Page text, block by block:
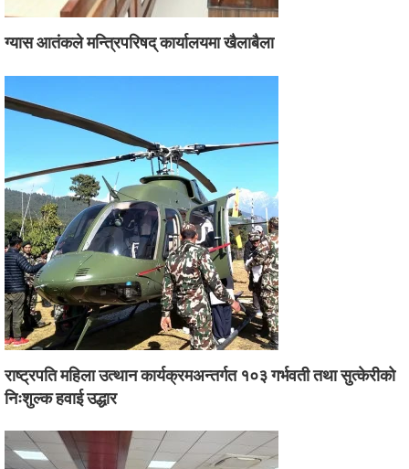
ग्यास आतंकले मन्त्रिपरिषद् कार्यालयमा खैलाबैला
राष्ट्रपति महिला उत्थान कार्यक्रमअन्तर्गत १०३ गर्भवती तथा सुत्केरीको
निःशुल्क हवाई उद्धार